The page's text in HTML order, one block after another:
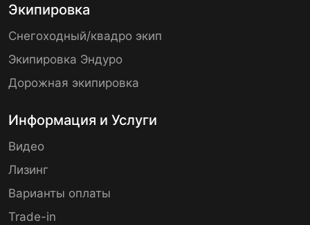
Экипировка
Снегоходный/квадро экип
Экипировка Эндуро
Дорожная экипировка
Информация и Услуги
Видео
Лизинг
Варианты оплаты
Trade-in